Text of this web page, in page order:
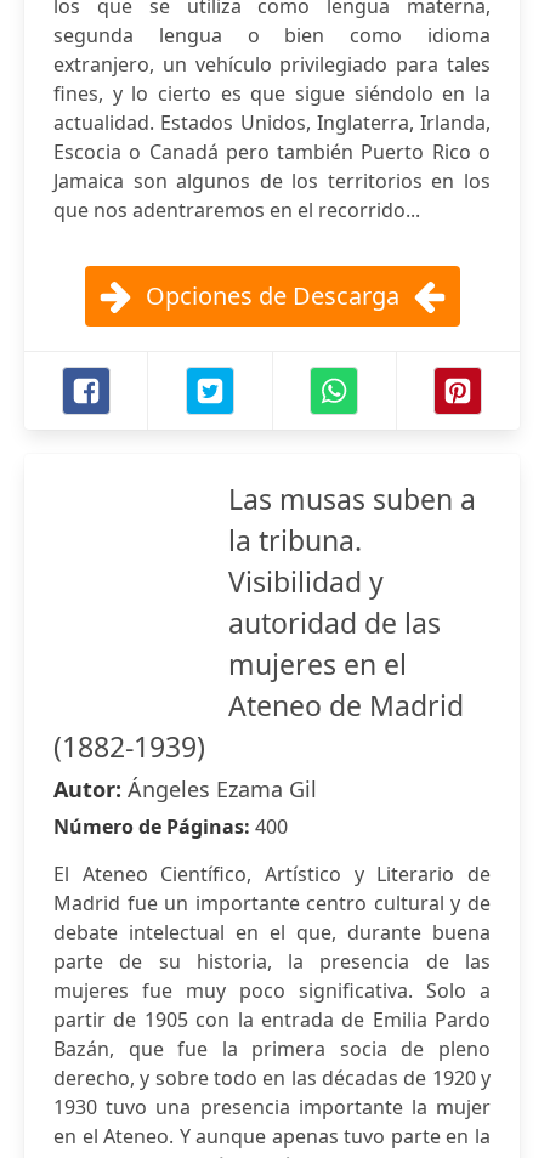
los que se utiliza como lengua materna,
segunda lengua o bien como idioma
extranjero, un vehículo privilegiado para tales
fines, y lo cierto es que sigue siéndolo en la
actualidad. Estados Unidos, Inglaterra, Irlanda,
Escocia o Canadá pero también Puerto Rico o
Jamaica son algunos de los territorios en los
que nos adentraremos en el recorrido...
Opciones de Descarga
Las musas suben a
la tribuna.
Visibilidad y
autoridad de las
mujeres en el
Ateneo de Madrid
(1882-1939)
Autor: Ángeles Ezama Gil
Número de Páginas: 400
El Ateneo Científico, Artístico y Literario de
Madrid fue un importante centro cultural y de
debate intelectual en el que, durante buena
parte de su historia, la presencia de las
mujeres fue muy poco significativa. Solo a
partir de 1905 con la entrada de Emilia Pardo
Bazán, que fue la primera socia de pleno
derecho, y sobre todo en las décadas de 1920 y
1930 tuvo una presencia importante la mujer
en el Ateneo. Y aunque apenas tuvo parte en la